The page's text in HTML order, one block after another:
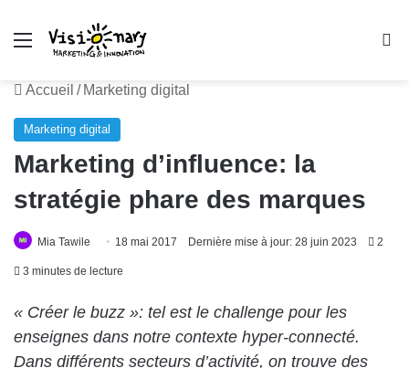
Menu
Accueil / Marketing digital
Marketing digital
Marketing d’influence: la
stratégie phare des marques
Mia Tawile 18 mai 2017 Dernière mise à jour: 28 juin 2023 2
3 minutes de lecture
« Créer le buzz »: tel est le challenge pour les
enseignes dans notre contexte hyper-connecté.
Dans différents secteurs d’activité, on trouve des